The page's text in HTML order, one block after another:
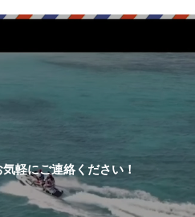
軽にご連絡ください！